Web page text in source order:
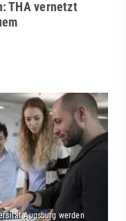
THA vernetzt